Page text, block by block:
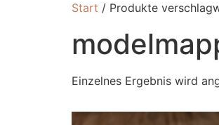
Start / Produkte
Einzelnes Ergebnis wird